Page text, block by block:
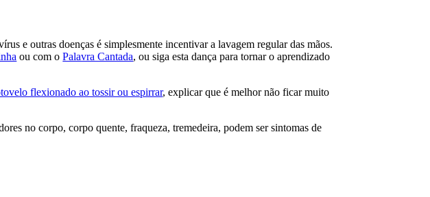
e outras doenças é simplesmente incentivar a lavagem regular das mãos.
ou com oPalavra Cantada, ou siga esta dança para tornar o aprendizado
flexionado ao tossir ou espirrar, explicar que é melhor não ficar muito
no corpo, corpo quente, fraqueza, tremedeira, podem ser sintomas de